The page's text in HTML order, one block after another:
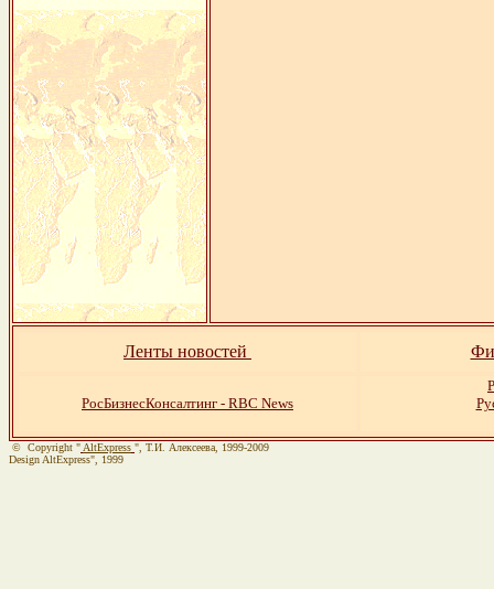
Ленты новостей
РосБизнесКонсалтинг - RBC News
© Copyright " AltExpress ", Т.И. Алекcеева, 1999-2009
Design AltExpress", 1999